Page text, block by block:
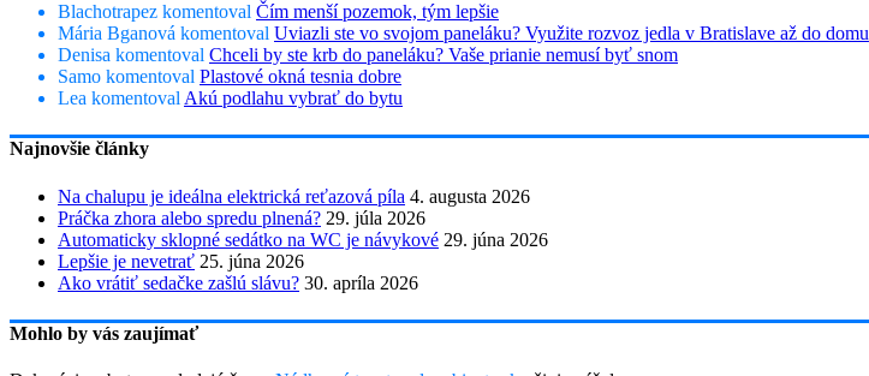
Blachotrapez komentoval Čím menší pozemok, tým lepšie
Mária Bganová komentoval Uviazli ste vo svojom paneláku? Využite rozvoz jedla v Bratislave až do domu
Denisa komentoval Chceli by ste krb do paneláku? Vaše prianie nemusí byť snom
Samo komentoval Plastové okná tesnia dobre
Lea komentoval Akú podlahu vybrať do bytu
Najnovšie články
Na chalupu je ideálna elektrická reťazová píla 4. augusta 2026
Práčka zhora alebo spredu plnená? 29. júla 2026
Automaticky sklopné sedátko na WC je návykové 29. júna 2026
Lepšie je nevetrať 25. júna 2026
Ako vrátiť sedačke zašlú slávu? 30. apríla 2026
Mohlo by vás zaujímať